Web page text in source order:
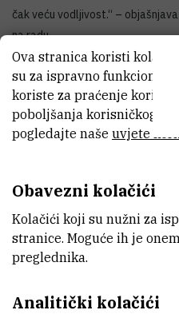
čak veću vodljivost.“ –
na radu.
Ovaj zapravo iznenađujući
računalne kemije. Kvantno-
simulacije pokazali su da
elektrostatske interakcije između
Ova stranica koristi
su za ispravno
koriste za praćenje
poboljšanja korisničkog
pogledajte naše uvjete
Obavezni kolačići
Kolačići koji su nužni za
stranice. Moguće ih je
preglednika.
Analitički kolačići